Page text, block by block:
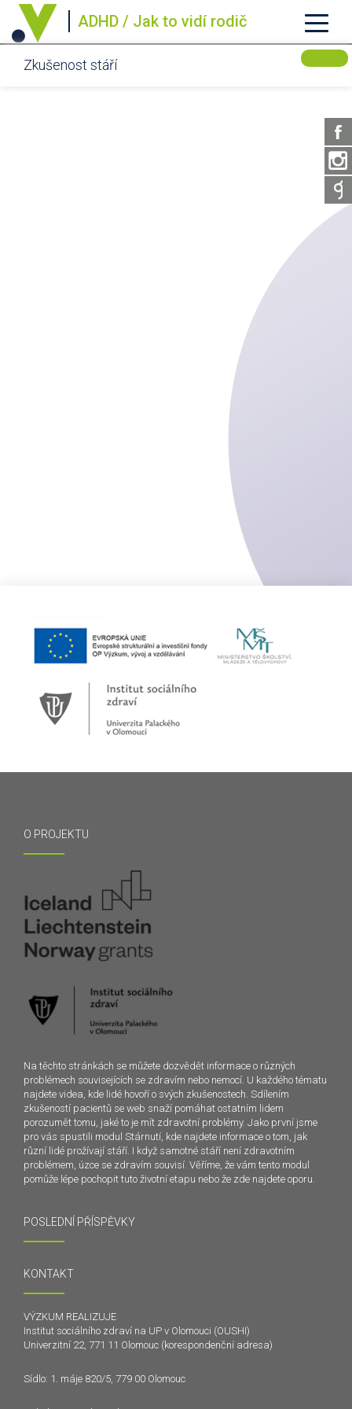
ADHD / Jak to vidí rodič
Zkušenost stáří
O PROJEKTU
Na těchto stránkách se můžete dozvědět informace o různých
problémech souvisejících se zdravím nebo nemocí. U každého tématu
najdete videa, kde lidé hovoří o svých zkušenostech. Sdílením
zkušeností pacientů se web snaží pomáhat ostatním lidem
porozumět tomu, jaké to je mít zdravotní problémy. Jako první jsme
pro vás spustili modul Stárnutí, kde najdete informace o tom, jak
různí lidé prožívají stáří. I když samotné stáří není zdravotním
problémem, úzce se zdravím souvisí. Věříme, že vám tento modul
pomůže lépe pochopit tuto životní etapu nebo že zde najdete oporu.
POSLEDNÍ PŘÍSPĚVKY
KONTAKT
VÝZKUM REALIZUJE
Institut sociálního zdraví na UP v Olomouci (OUSHI)
Univerzitní 22, 771 11 Olomouc (korespondenční adresa)
Sídlo: 1. máje 820/5, 779 00 Olomouc